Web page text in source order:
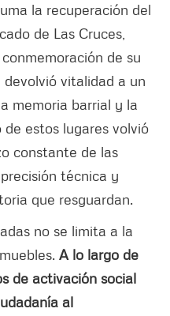
la recuperación del
de Las Cruces,
de su
vitalidad a un
memoria barrial y la
estos lugares volvió
constante de las
técnica y
que resguardan.
no se limita a la
A lo largo de
de activación social
al